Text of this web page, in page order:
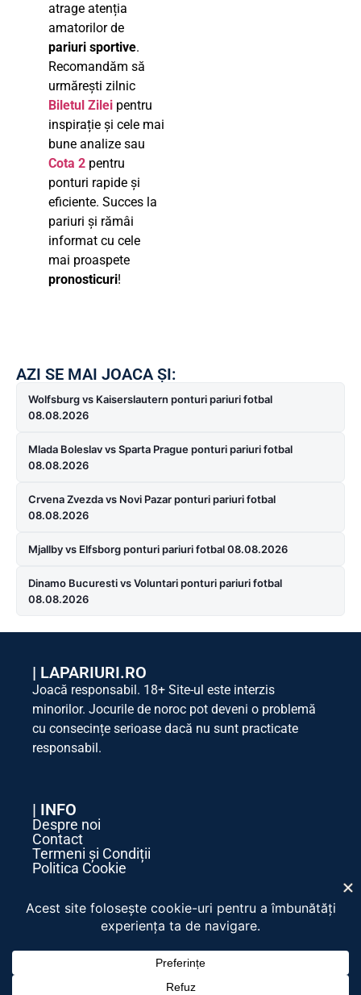
atrage atenția
amatorilor de
pariuri sportive.
Recomandăm să
urmărești zilnic
Biletul Zilei pentru
inspirație și cele mai
bune analize sau
Cota 2 pentru
ponturi rapide și
eficiente. Succes la
pariuri și rămâi
informat cu cele
mai proaspete
pronosticuri!
AZI SE MAI JOACA ȘI:
Wolfsburg vs Kaiserslautern ponturi pariuri fotbal
08.08.2026
Mlada Boleslav vs Sparta Prague ponturi pariuri fotbal
08.08.2026
Crvena Zvezda vs Novi Pazar ponturi pariuri fotbal
08.08.2026
Mjallby vs Elfsborg ponturi pariuri fotbal 08.08.2026
Dinamo Bucuresti vs Voluntari ponturi pariuri fotbal
08.08.2026
| LAPARIURI.RO
Joacă responsabil. 18+ Site-ul este interzis
minorilor. Jocurile de noroc pot deveni o problemă
cu consecințe serioase dacă nu sunt practicate
responsabil.
| INFO
Despre noi
Contact
Termeni și Condiții
Politica Cookie
| SOCIAL MEDIA